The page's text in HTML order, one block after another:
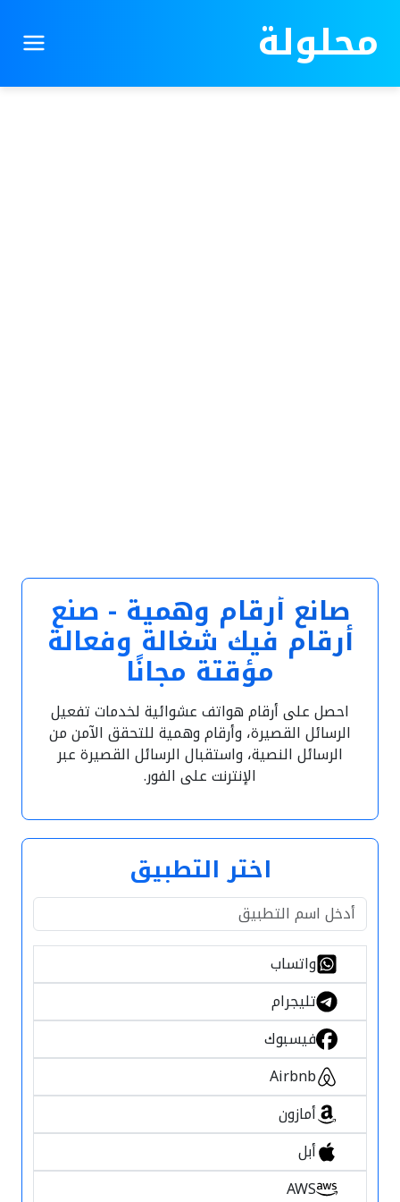
محلولة
صانع أرقام وهمية - صنع
أرقام فيك شغالة وفعالة
مؤقتة مجانًا
احصل على أرقام هواتف عشوائية لخدمات تفعيل
الرسائل القصيرة، وأرقام وهمية للتحقق الآمن من
الرسائل النصية، واستقبال الرسائل القصيرة عبر
الإنترنت على الفور.
اختر التطبيق
واتساب
تليجرام
فيسبوك
Airbnb
أمازون
أبل
AWS